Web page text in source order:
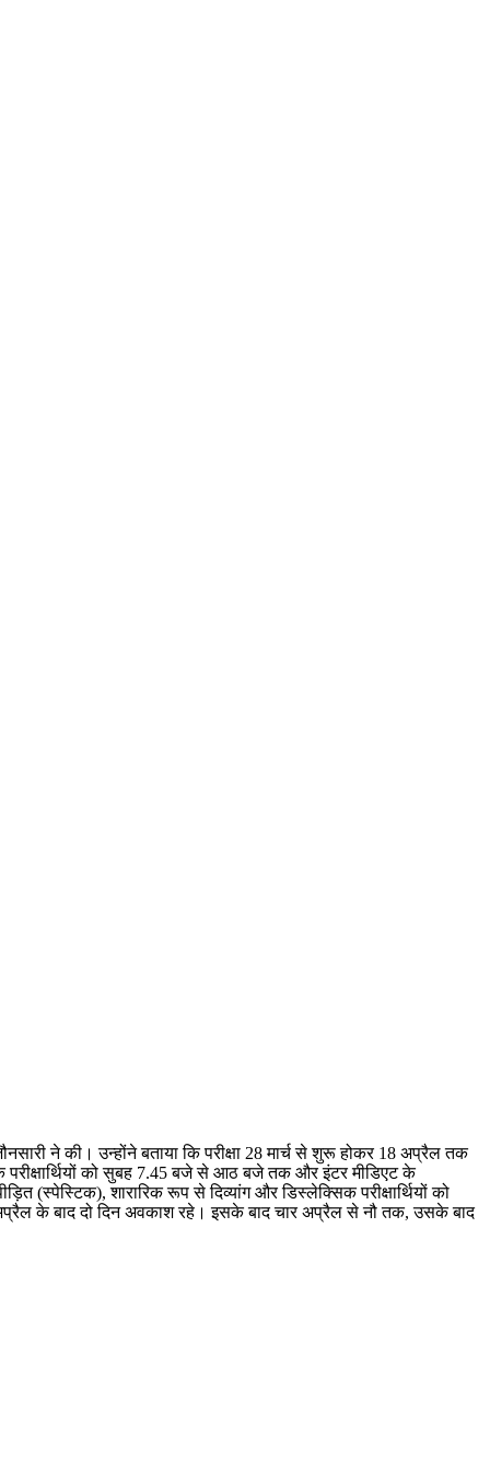
ने की। उन्होंने बताया कि परीक्षा 28 मार्च से शुरू होकर 18 अप्रैल तक
परीक्षार्थियों को सुबह 7.45 बजे से आठ बजे तक और इंटर मीडिएट के
(स्पेस्टिक), शारारिक रूप से दिव्यांग और डिस्लेक्सिक परीक्षार्थियों को
के बाद दो दिन अवकाश रहे। इसके बाद चार अप्रैल से नौ तक, उसके बाद